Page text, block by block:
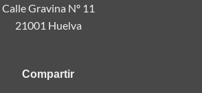
Calle Gravina Nº 11
21001 Huelva
Compartir